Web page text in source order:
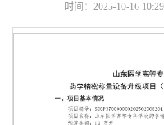
时间：2025-10-16 10:29